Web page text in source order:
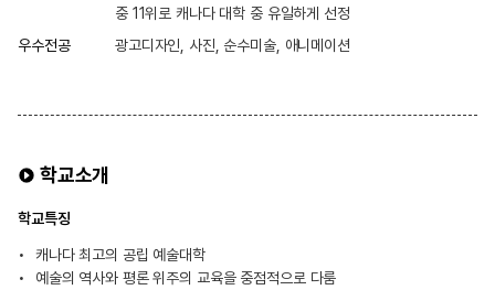
중 11위로 캐나다 대학 중 유일하게 선정
우수전공
광고디자인, 사진, 순수미술, 애니메이션
학교소개
학교특징
캐나다 최고의 공립 예술대학
예술의 역사와 평론 위주의 교육을 중점적으로 다룸